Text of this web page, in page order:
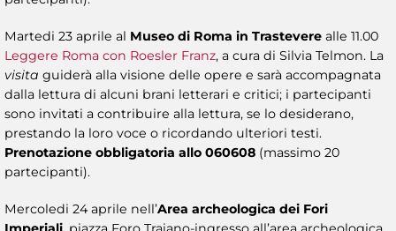
Martedi 23 aprile al Museo di Roma in Trastevere alle 11.00
Leggere Roma con Roesler Franz, a cura di Silvia Telmon. La
visita guiderà alla visione delle opere e sarà accompagnata
dalla lettura di alcuni brani letterari e critici; i partecipanti
sono invitati a contribuire alla lettura, se lo desiderano,
prestando la loro voce o ricordando ulteriori testi.
Prenotazione obbligatoria allo 060608 (massimo 20
partecipanti).
Mercoledi 24 aprile nell’Area archeologica dei Fori